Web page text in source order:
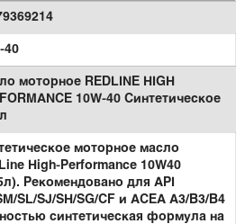
40
моторное REDLINE HIGH
10W-40 Синтетическое
моторное масло
High-Performance 10W40
Рекомендовано для API
SL/SJ/SH/SG/CF и ACEA A3/B3/B4
синтетическая формула на